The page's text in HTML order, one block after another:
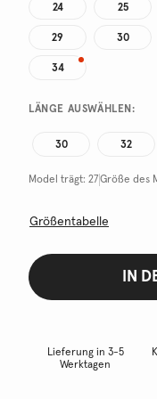
24 25
29 30
34
LÄNGE AUSWÄHLEN:
30 32
Model trägt: 27Größe des
Größentabelle
IN
Lieferung in 3-5
Werktagen